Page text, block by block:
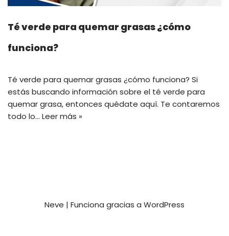
Té verde para quemar grasas ¿cómo
funciona?
Té verde para quemar grasas ¿cómo funciona? Si
estás buscando información sobre el té verde para
quemar grasa, entonces quédate aquí. Te contaremos
todo lo… Leer más »
Neve | Funciona gracias a WordPress